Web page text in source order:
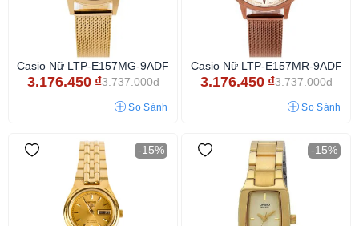
Casio Nữ LTP-E157MG-9ADF
3.176.450 ₫3.737.000đ
So Sánh
Casio Nữ LTP-E157MR-9ADF
3.176.450 ₫3.737.000đ
So Sánh
-15% -15%